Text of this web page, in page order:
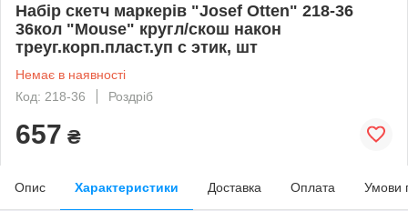
Набір скетч маркерів "Josef Otten" 218-36
36кол "Mouse" кругл/скош након
треуг.корп.пласт.уп с этик, шт
Немає в наявності
Код: 218-36
Роздріб
657 ₴
Опис Характеристики Доставка Оплата Умови